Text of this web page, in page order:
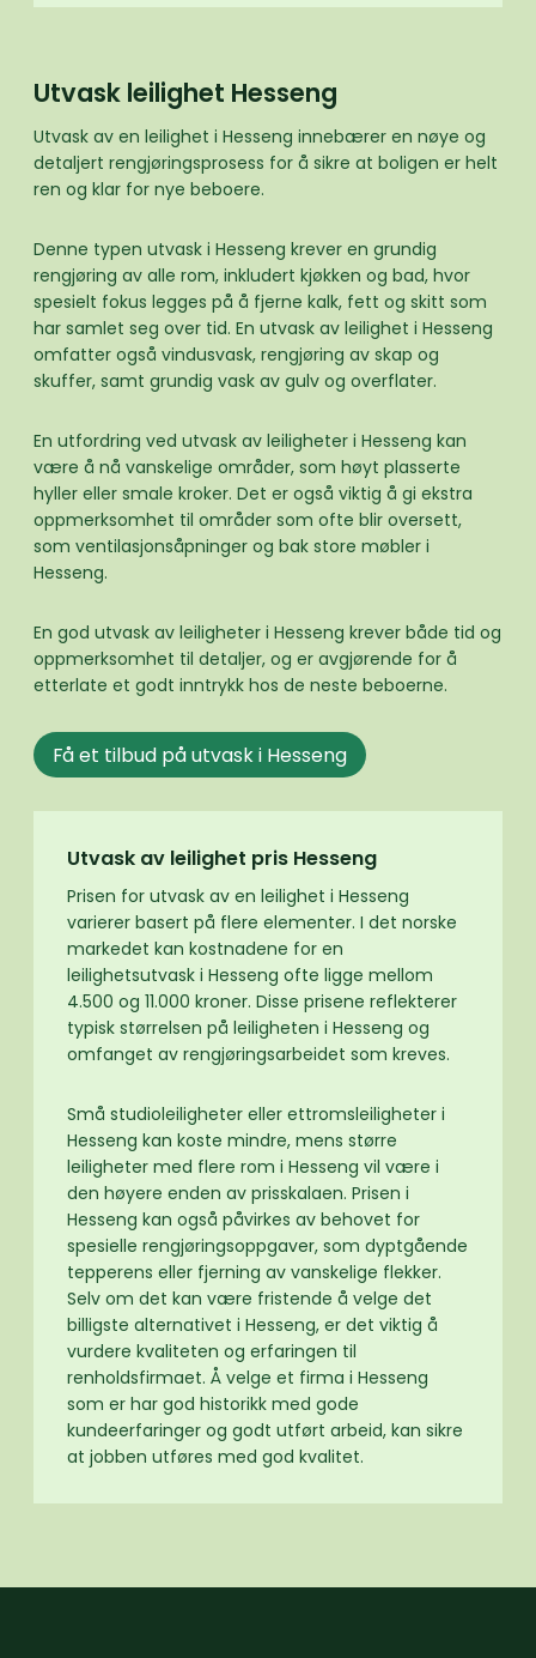
Utvask leilighet Hesseng
Utvask av en leilighet i Hesseng innebærer en nøye og
detaljert rengjøringsprosess for å sikre at boligen er helt
ren og klar for nye beboere.
Denne typen utvask i Hesseng krever en grundig
rengjøring av alle rom, inkludert kjøkken og bad, hvor
spesielt fokus legges på å fjerne kalk, fett og skitt som
har samlet seg over tid. En utvask av leilighet i Hesseng
omfatter også vindusvask, rengjøring av skap og
skuffer, samt grundig vask av gulv og overflater.
En utfordring ved utvask av leiligheter i Hesseng kan
være å nå vanskelige områder, som høyt plasserte
hyller eller smale kroker. Det er også viktig å gi ekstra
oppmerksomhet til områder som ofte blir oversett,
som ventilasjonsåpninger og bak store møbler i
Hesseng.
En god utvask av leiligheter i Hesseng krever både tid og
oppmerksomhet til detaljer, og er avgjørende for å
etterlate et godt inntrykk hos de neste beboerne.
Få et tilbud på utvask i Hesseng
Utvask av leilighet pris Hesseng
Prisen for utvask av en leilighet i Hesseng
varierer basert på flere elementer. I det norske
markedet kan kostnadene for en
leilighetsutvask i Hesseng ofte ligge mellom
4.500 og 11.000 kroner. Disse prisene reflekterer
typisk størrelsen på leiligheten i Hesseng og
omfanget av rengjøringsarbeidet som kreves.
Små studioleiligheter eller ettromsleiligheter i
Hesseng kan koste mindre, mens større
leiligheter med flere rom i Hesseng vil være i
den høyere enden av prisskalaen. Prisen i
Hesseng kan også påvirkes av behovet for
spesielle rengjøringsoppgaver, som dyptgående
tepperens eller fjerning av vanskelige flekker.
Selv om det kan være fristende å velge det
billigste alternativet i Hesseng, er det viktig å
vurdere kvaliteten og erfaringen til
renholdsfirmaet. Å velge et firma i Hesseng
som er har god historikk med gode
kundeerfaringer og godt utført arbeid, kan sikre
at jobben utføres med god kvalitet.